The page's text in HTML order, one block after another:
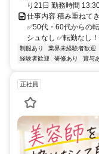
り21日 勤務時間
仕事内容 積み重ねて
✅50代・60代からの
シュなし ✅転勤なし
制服あり 業界未経験者歓迎
経験者歓迎
研修あり 賞与
正社員